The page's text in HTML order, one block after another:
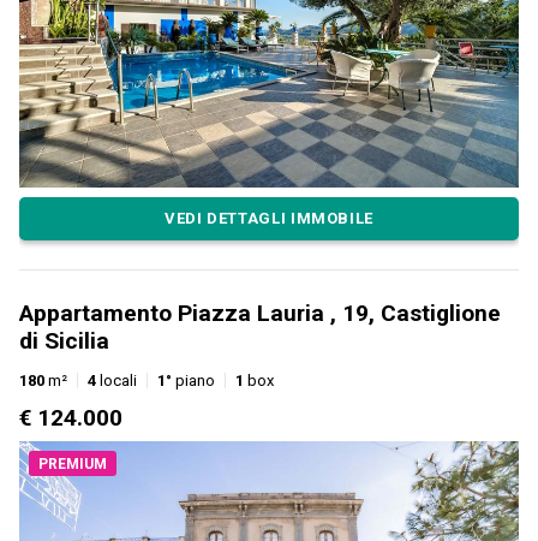
VEDI DETTAGLI IMMOBILE
Appartamento Piazza Lauria , 19, Castiglione
di Sicilia
180 m² 4 locali 1° piano 1 box
€ 124.000
PREMIUM